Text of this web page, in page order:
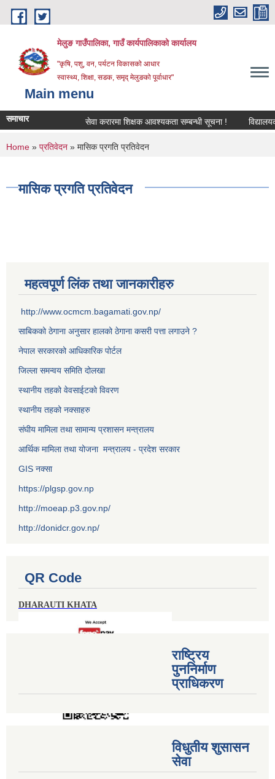
Skip to main content
मेलुङ गाउँपालिका, गाउँ कार्यपालिकाको कार्यालय
"कृषि, पशु, वन, पर्यटन विकासको आधार
स्वास्थ्य, शिक्षा, सडक, समृद् मेलुङको पूर्वाधार"
Main menu
समाचार सेवा करारमा शिक्षक आवश्‍यकता सम्बन्धी सूचना !
You are here
Home » प्रतिवेदन » मासिक प्रगति प्रतिवेदन
मासिक प्रगति प्रतिवेदन
महत्वपूर्ण लिंक तथा जानकारीहरु
http://www.ocmcm.bagamati.gov.np/
साबिकको ठेगाना अनुसार हालको ठेगाना कसरी पत्ता लगाउने ?
नेपाल सरकारको आधिकारिक पोर्टल
जिल्ला समन्वय समिति दोलखा
स्थानीय तहको वेवसाईटको विवरण
स्थानीय तहको नक्साहरु
संघीय मामिला तथा सामान्य प्रशासन मन्त्रालय
आर्थिक मामिला तथा योजना मन्त्रालय - प्रदेश सरकार
GIS नक्सा
https://plgsp.gov.np
http://moeap.p3.gov.np/
http://donidcr.gov.np/
QR Code
DHARAUTI KHATA
राष्ट्रिय
पुननिर्माण
प्राधिकरण
विधुतीय शुसासन
सेवा